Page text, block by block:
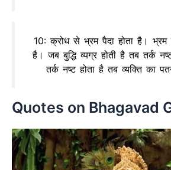
10: क्रोध से भ्रम पैदा होता है। भ्रम
है। जब बुद्धि व्यग्र होती है तब तर्क
तर्क नष्ट होता है तब व्यक्ति का
Quotes on Bhagavad